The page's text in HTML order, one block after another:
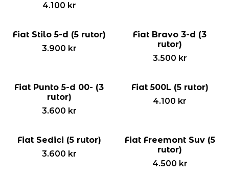
4.100 kr
Fiat Stilo 5-d (5 rutor)
3.900 kr
Fiat Bravo 3-d (3
rutor)
3.500 kr
Fiat Punto 5-d 00- (3
rutor)
3.600 kr
Fiat 500L (5 rutor)
4.100 kr
Fiat Sedici (5 rutor)
3.600 kr
Fiat Freemont Suv (5
rutor)
4.500 kr